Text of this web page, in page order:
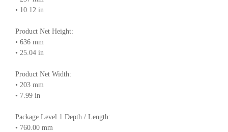
• 10.12 in
Product Net Height:
• 636 mm
• 25.04 in
Product Net Width:
• 203 mm
• 7.99 in
Package Level 1 Depth / Length:
• 760.00 mm